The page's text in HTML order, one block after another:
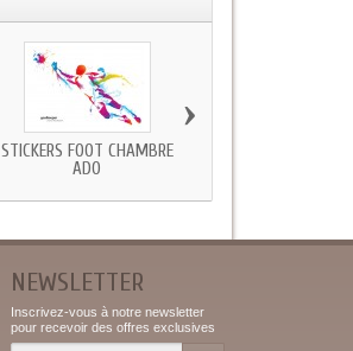
STICKERS FOOT CHAMBRE
ADO
›
NEWSLETTER
Inscrivez-vous à notre newsletter
pour recevoir des offres exclusives